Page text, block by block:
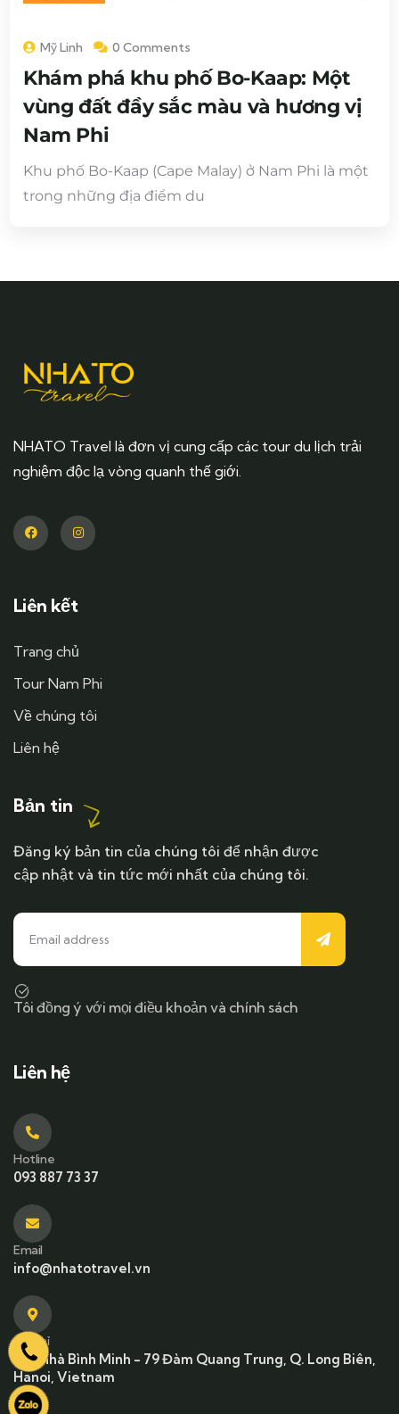
Mỹ Linh 0 Comments
Khám phá khu phố Bo-Kaap: Một
vùng đất đầy sắc màu và hương vị
Nam Phi
Khu phố Bo-Kaap (Cape Malay) ở Nam Phi là một
trong những địa điểm du
NHATO Travel là đơn vị cung cấp các tour du lịch trải
nghiệm độc lạ vòng quanh thế giới.
Liên kết
Trang chủ
Tour Nam Phi
Về chúng tôi
Liên hệ
Bản tin
Đăng ký bản tin của chúng tôi để nhận được
cập nhật và tin tức mới nhất của chúng tôi.
Tôi đồng ý với mọi điều khoản và chính sách
Liên hệ
Hotline
093 887 73 37
Email
info@nhatotravel.vn
Địa chỉ
Tòa nhà Bình Minh - 79 Đàm Quang Trung, Q. Long Biên,
Hanoi, Vietnam